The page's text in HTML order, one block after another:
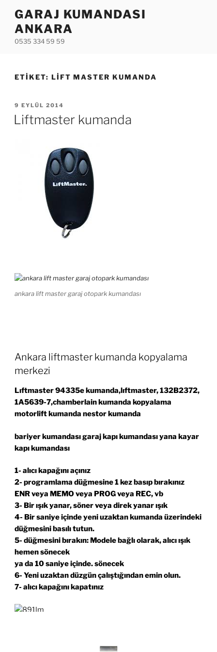
GARAJ KUMANDASI
ANKARA
0535 334 59 59
ETIKET: LIFT MASTER KUMANDA
YAYIM
TARIHI
9 EYLÜL 2014
Liftmaster kumanda
ankara lift master garaj otopark kumandası
Ankara liftmaster kumanda kopyalama
merkezi
Lıftmaster 94335e kumanda,lıftmaster, 132B2372,
1A5639-7,chamberlain kumanda kopyalama
motorlift kumanda nestor kumanda
bariyer kumandası garaj kapı kumandası yana kayar
kapı kumandası
1- alıcı kapağını açınız
2- programlama düğmesine 1 kez basıp bırakınız
ENR veya MEMO veya PROG veya REC, vb
3- Bir ışık yanar, söner veya direk yanar ışık
4- Bir saniye içinde yeni uzaktan kumanda üzerindeki
düğmesini basılı tutun.
5- düğmesini bırakın: Modele bağlı olarak, alıcı ışık
hemen sönecek
ya da 10 saniye içinde. sönecek
6- Yeni uzaktan düzgün çalıştığından emin olun.
7- alıcı kapağını kapatınız